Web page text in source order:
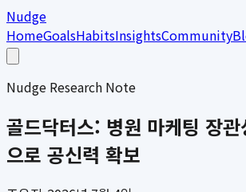
Nudge
HomeGoalsHabitsInsightsCommunity
Nudge Research Note
골드닥터스: 병원 마케팅 장
으로 공신력 확보